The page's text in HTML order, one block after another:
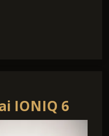
IONIQ 6
Uniq